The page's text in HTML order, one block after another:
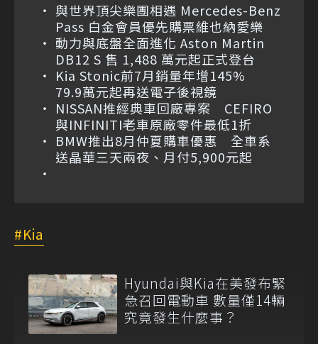
與世界頂尖樂團相遇 Mercedes-Benz
Pass 白金會員優先購票維也納愛樂
動力與底盤全面進化 Aston Martin
DB12 S 售 1,488 萬元起正式登台
Kia Stonic前7月銷量年增145%
79.9萬元起再送電子後視鏡
NISSAN推經典車回廠專案 CEFIRO
與INFINITI老車原廠零件最低1折
BMW推出8月仲夏購車優惠 全車系
送晶華三天兩夜、月付5,900元起
Kia
Hyundai與Kia在美發布緊
急召回電動車 數量僅14輛
究竟發生什麼事？